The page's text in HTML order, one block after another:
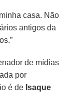
casa. Não
antigos da
de mídias
por
é de Isaque